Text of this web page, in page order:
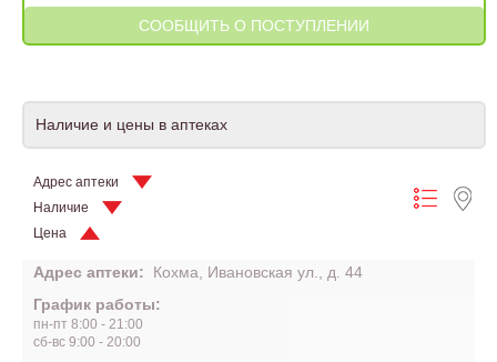
Наличие и цены в аптеках
Адрес аптеки
Наличие
Цена
Адрес аптеки:
Кохма, Ивановская ул., д. 44
График работы:
пн-пт 8:00 - 21:00
сб-вс 9:00 - 20:00